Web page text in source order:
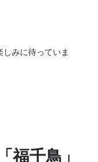
みに待っていま
千鳥」